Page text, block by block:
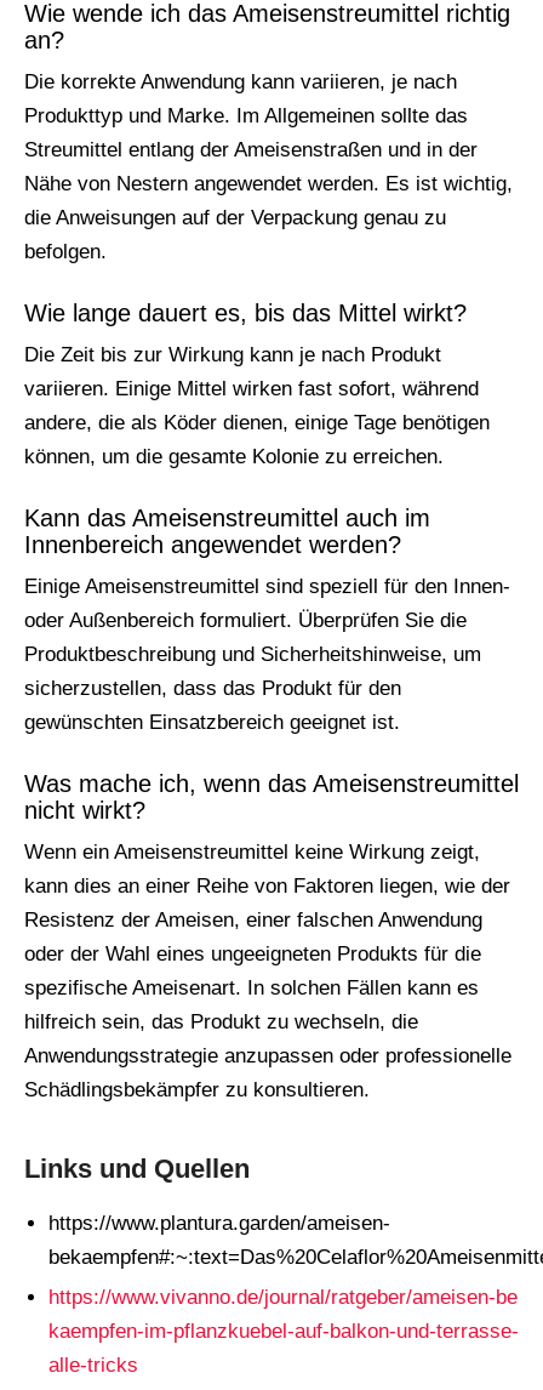
Wie wende ich das Ameisenstreumittel richtig
an?
Die korrekte Anwendung kann variieren, je nach
Produkttyp und Marke. Im Allgemeinen sollte das
Streumittel entlang der Ameisenstraßen und in der
Nähe von Nestern angewendet werden. Es ist wichtig,
die Anweisungen auf der Verpackung genau zu
befolgen.
Wie lange dauert es, bis das Mittel wirkt?
Die Zeit bis zur Wirkung kann je nach Produkt
variieren. Einige Mittel wirken fast sofort, während
andere, die als Köder dienen, einige Tage benötigen
können, um die gesamte Kolonie zu erreichen.
Kann das Ameisenstreumittel auch im
Innenbereich angewendet werden?
Einige Ameisenstreumittel sind speziell für den Innen-
oder Außenbereich formuliert. Überprüfen Sie die
Produktbeschreibung und Sicherheitshinweise, um
sicherzustellen, dass das Produkt für den
gewünschten Einsatzbereich geeignet ist.
Was mache ich, wenn das Ameisenstreumittel
nicht wirkt?
Wenn ein Ameisenstreumittel keine Wirkung zeigt,
kann dies an einer Reihe von Faktoren liegen, wie der
Resistenz der Ameisen, einer falschen Anwendung
oder der Wahl eines ungeeigneten Produkts für die
spezifische Ameisenart. In solchen Fällen kann es
hilfreich sein, das Produkt zu wechseln, die
Anwendungsstrategie anzupassen oder professionelle
Schädlingsbekämpfer zu konsultieren.
Links und Quellen
https://www.plantura.garden/ameisen-
https://www.vivanno.de/journal/ratgeber/ameisen-be
kaempfen-im-pflanzkuebel-auf-balkon-und-terrasse-
alle-tricks